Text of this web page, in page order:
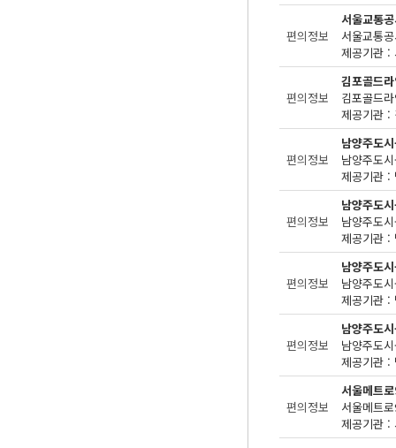
편의정보
서울교통
제공기관 :
편의정보
김포골드
제공기관 :
편의정보
남양주도
제공기관 :
편의정보
남양주도
제공기관 :
편의정보
남양주도
제공기관 :
편의정보
남양주도
제공기관 :
편의정보
서울메트
제공기관 :